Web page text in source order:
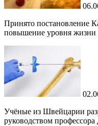
Принято постановление
повышение уровня жизни
Учёные из Швейцарии
руководством